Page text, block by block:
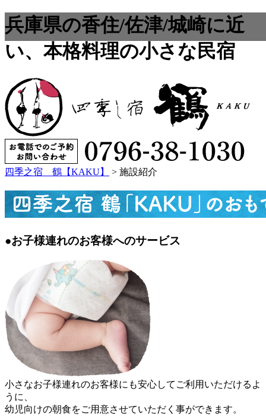
兵庫県の香住/佐津/城崎に近
い、本格料理の小さな民宿
四季之宿 鶴【KAKU】 > 施設紹介
●お子様連れのお客様へのサービス
小さなお子様連れのお客様にも安心してご利用いただけるよ
うに、
幼児向けの朝食をご用意させていただく事ができます。